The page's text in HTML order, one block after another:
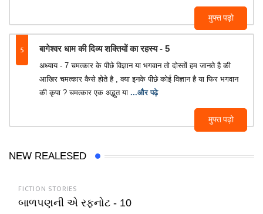
मुफ्त पढ़ो
5 बागेश्वर धाम की दिव्य शक्तियों का रहस्य - 5
मुफ्त पढ़ो
अध्याय - 7 चमत्कार के पीछे विज्ञान या भगवान तो दोस्तों हम जानते है की
आखिर चमत्कार कैसे होते है , क्या इनके पीछे कोई विज्ञान है या फिर भगवान
की कृपा ? चमत्कार एक अद्भुत या ...और पढ़े
NEW REALESED
FICTION STORIES
બાળપણની એ રફનોટ - 10